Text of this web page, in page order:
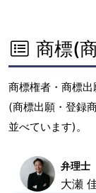
商標(
商標権者・商標
(商標出願・登録
並べています)。
弁理士
大瀬